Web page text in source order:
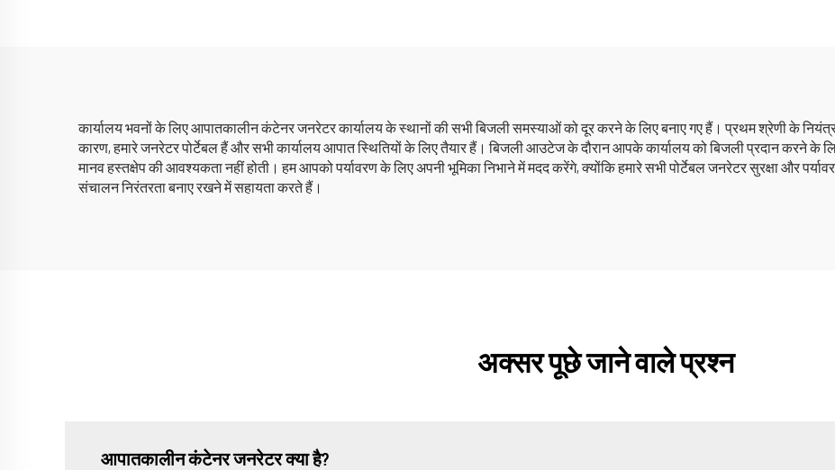
कार्यालय भवनों के लिए आपातकालीन कंटेनर जनरेटर कार्यालय के स्थानों की सभी बिजली समस्याओं को दूर करने के लिए बनाए गए हैं। प्रथम श्रेणी के
कारण, हमारे जनरेटर पोर्टेबल हैं और सभी कार्यालय आपात स्थितियों के लिए तैयार हैं। बिजली आउटेज के दौरान आपके कार्यालय को बिजली प्रदान करने के
मानव हस्तक्षेप की आवश्यकता नहीं होती। हम आपको पर्यावरण के लिए अपनी भूमिका निभाने में मदद करेंगे, क्योंकि हमारे सभी पोर्टेबल जनरेटर सुरक्षा और
संचालन निरंतरता बनाए रखने में सहायता करते हैं।
अक्सर पूछे जाने वाले प्रश्न
आपातकालीन कंटेनर जनरेटर क्या है?